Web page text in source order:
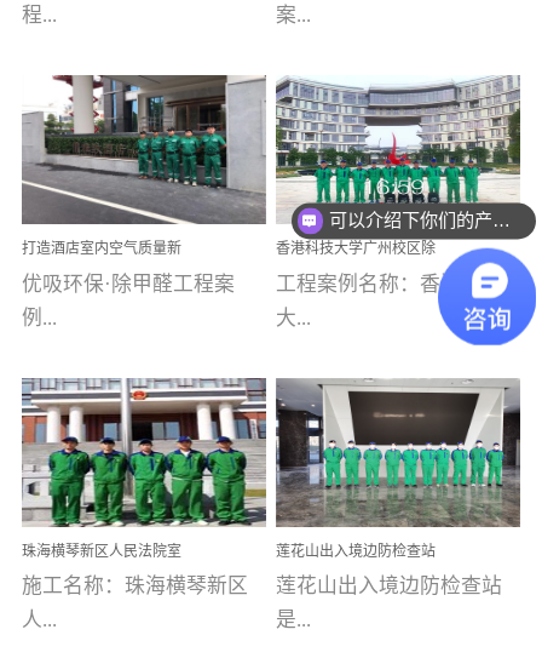
自动化生产设备和成熟的
选择源头源材料、严控产
品质量，我们每一批的生
产产品都经过严格的质检
程序；生产车间为优吸总
部和全国分支机构生产光
触媒、净醛王、祛味剂等
优吸系列产品，保质保量
完成生产任务，确保全国
求。资质优势团队优势分
支优势优吸环保是一棵正
茁壮成长的树，只要我们
人人都爱护她、珍惜她、
她将越来越枝繁叶茂，终
将会成为一棵参天大树！
优吸环保截止2020年拥有
全国600家网点分支机构。
空气治理项目顺利启航，
程...
案例【深圳安居乐寓】室
内空气治理项目深圳安居
乐寓 深圳市安居乐寓
为深圳安居集团旗下城...
案...
例(学校工装节选)广州南沙
小学(珠江湾校区)项目地
址：广州市南沙区海滨路
南沙珠江湾江门市蓬江区
禾...
打造酒店室内空气质量新
标杆——优吸环保·标杆之
作：东莞美豪雅致酒店室
内空气治理工程纪实
优吸环保·除甲醛工程案
例...
【东莞美豪雅致酒店】室
内空气治理项目东莞美豪
雅致酒店 东莞美豪雅
致酒店是为中高端人士...
香港科技大学广州校区除
甲醛项目圆满完成
工程案例名称：香港科技
大...
学广州校区室内空气治
理 工程案例地址：广
州南沙区·香港科技大学(广
州)校区 工程案...
珠海横琴新区人民法院室
内除甲醛空气治理项目
施工名称：珠海横琴新区
人...
莲花山出入境边防检查站
室内除甲醛空气治理项目
莲花山出入境边防检查站
是...
可以介绍下你们的产品么